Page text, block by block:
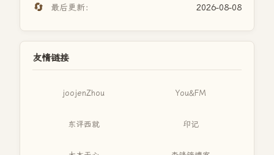
🔄 最后更新： 2026-08-08
友情链接
joojenZhou You&FM
东评西就 印记